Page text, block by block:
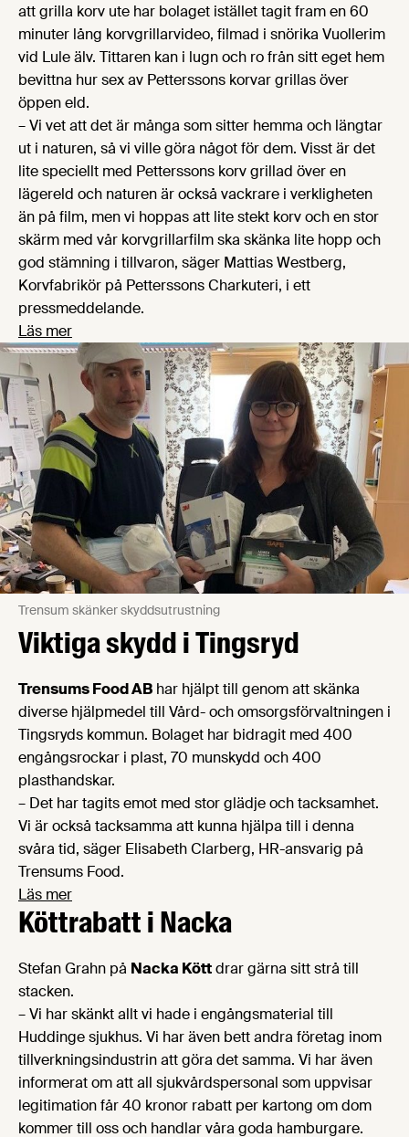
att grilla korv ute har bolaget istället tagit fram en 60
minuter lång korvgrillarvideo, filmad i snörika Vuollerim
vid Lule älv. Tittaren kan i lugn och ro från sitt eget hem
bevittna hur sex av Petterssons korvar grillas över
öppen eld.
– Vi vet att det är många som sitter hemma och längtar
ut i naturen, så vi ville göra något för dem. Visst är det
lite speciellt med Petterssons korv grillad över en
lägereld och naturen är också vackrare i verkligheten
än på film, men vi hoppas att lite stekt korv och en stor
skärm med vår korvgrillarfilm ska skänka lite hopp och
god stämning i tillvaron, säger Mattias Westberg,
Korvfabrikör på Petterssons Charkuteri, i ett
pressmeddelande.
Läs mer
Trensum skänker skyddsutrustning
Viktiga skydd i Tingsryd
Trensums Food AB har hjälpt till genom att skänka
diverse hjälpmedel till Vård- och omsorgsförvaltningen i
Tingsryds kommun. Bolaget har bidragit med 400
engångsrockar i plast, 70 munskydd och 400
plasthandskar.
– Det har tagits emot med stor glädje och tacksamhet.
Vi är också tacksamma att kunna hjälpa till i denna
svåra tid, säger Elisabeth Clarberg, HR-ansvarig på
Trensums Food.
Läs mer
Köttrabatt i Nacka
Stefan Grahn på Nacka Köttdrar gärna sitt strå till
stacken.
– Vi har skänkt allt vi hade i engångsmaterial till
Huddinge sjukhus. Vi har även bett andra företag inom
tillverkningsindustrin att göra det samma. Vi har även
informerat om att all sjukvårdspersonal som uppvisar
legitimation får 40 kronor rabatt per kartong om dom
kommer till oss och handlar våra goda hamburgare.